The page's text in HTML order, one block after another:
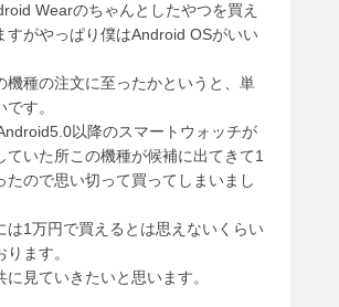
ン
Wearのちゃんとしたやつを買え
すがやっぱり僕はAndroid OSがいい
機種の注文に至ったかというと、単
す。
以降のスマートウォッチが
ていた所この機種が候補に出てきて1
たので思い切って買ってしまいまし
は1万円で買えるとは思えないくらい
ます。
に見ていきたいと思います。